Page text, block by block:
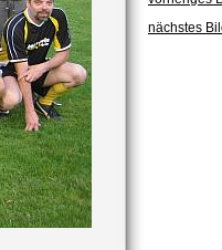
nächstes